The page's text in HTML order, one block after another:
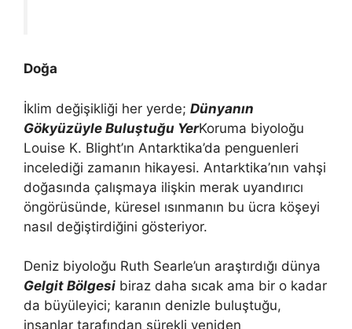
Doğa
İklim değişikliği her yerde; Dünyanın
Gökyüzüyle Buluştuğu YerKoruma biyoloğu
Louise K. Blight’ın Antarktika’da penguenleri
incelediği zamanın hikayesi. Antarktika’nın vahşi
doğasında çalışmaya ilişkin merak uyandırıcı
öngörüsünde, küresel ısınmanın bu ücra köşeyi
nasıl değiştirdiğini gösteriyor.
Deniz biyoloğu Ruth Searle’un araştırdığı dünya
Gelgit Bölgesi biraz daha sıcak ama bir o kadar
da büyüleyici; karanın denizle buluştuğu,
insanlar tarafından sürekli yeniden